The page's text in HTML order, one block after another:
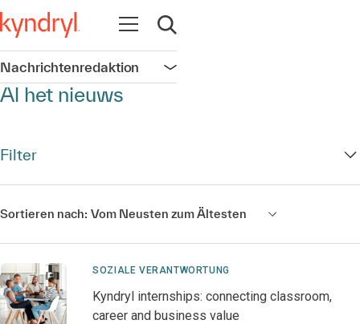
Navigation öffnen
Suche öffnen
Nachrichtenredaktion Navigation öffnen
Al het nieuws
Filter
Sortieren nach: Vom Neusten zum Ältesten
SOZIALE VERANTWORTUNG
Kyndryl internships: connecting classroom,
career and business value